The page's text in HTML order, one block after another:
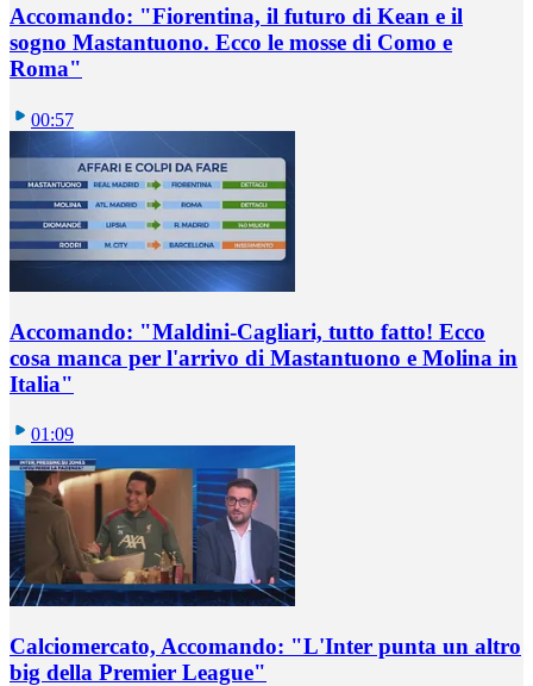
Accomando: "Fiorentina, il futuro di Kean e il
sogno Mastantuono. Ecco le mosse di Como e
Roma"
00:57
Accomando: "Maldini-Cagliari, tutto fatto! Ecco
cosa manca per l'arrivo di Mastantuono e Molina in
Italia"
01:09
Calciomercato, Accomando: "L'Inter punta un altro
big della Premier League"